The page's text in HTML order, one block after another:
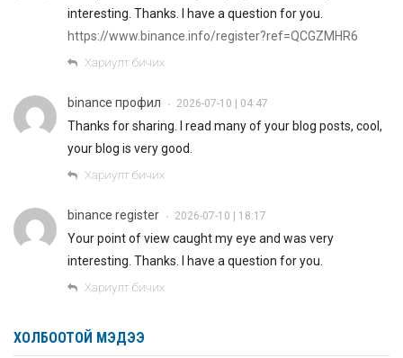
interesting. Thanks. I have a question for you.
https://www.binance.info/register?ref=QCGZMHR6
Хариулт бичих
binance профил • 2026-07-10 | 04:47
Thanks for sharing. I read many of your blog posts, cool,
your blog is very good.
Хариулт бичих
binance register • 2026-07-10 | 18:17
Your point of view caught my eye and was very
interesting. Thanks. I have a question for you.
Хариулт бичих
ХОЛБООТОЙ МЭДЭЭ